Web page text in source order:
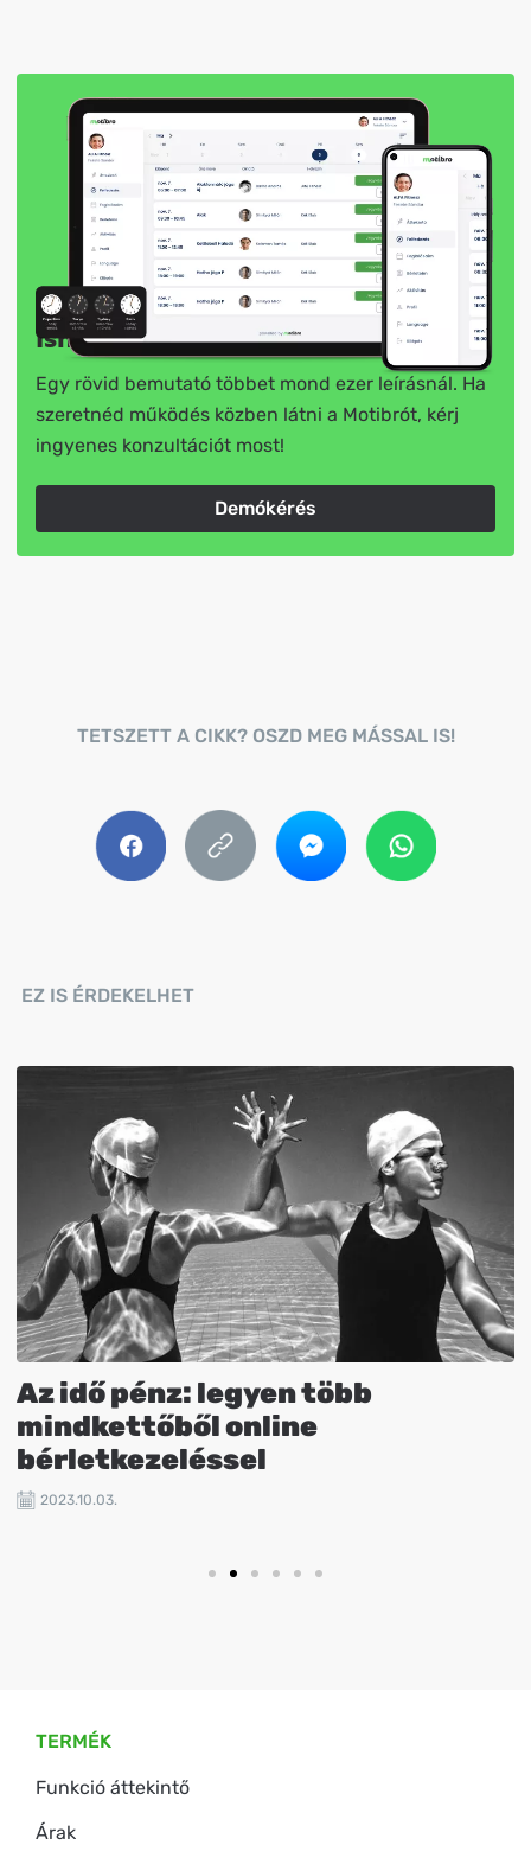
Ismerd meg élőben!
Egy rövid bemutató többet mond ezer leírásnál. Ha
szeretnéd működés közben látni a Motibrót, kérj
ingyenes konzultációt most!
Demókérés
TETSZETT A CIKK? OSZD MEG MÁSSAL IS!
EZ IS ÉRDEKELHET
Az idő pénz: legyen több
mindkettőből online
bérletkezeléssel
2023.10.03.
TERMÉK
Funkció áttekintő
Árak